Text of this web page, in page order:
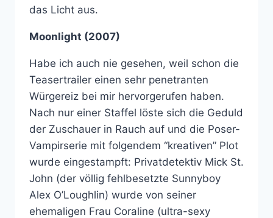
das Licht aus.
Moonlight (2007)
Habe ich auch nie gesehen, weil schon die
Teasertrailer einen sehr penetranten
Würgereiz bei mir hervorgerufen haben.
Nach nur einer Staffel löste sich die Geduld
der Zuschauer in Rauch auf und die Poser-
Vampirserie mit folgendem “kreativen” Plot
wurde eingestampft: Privatdetektiv Mick St.
John (der völlig fehlbesetzte Sunnyboy
Alex O’Loughlin) wurde von seiner
ehemaligen Frau Coraline (ultra-sexy